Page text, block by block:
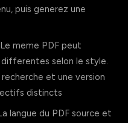
puis generez une
meme PDF peut
selon le style.
et une version
distincts
langue du PDF source et